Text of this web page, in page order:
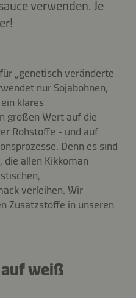
verwenden. Je
„genetisch veränderte
nur Sojabohnen,
klares
großen Wert auf die
Rohstoffe - und auf
Denn es sind
die allen Kikkoman
verleihen. Wir
Zusatzstoffe in unseren
weiß